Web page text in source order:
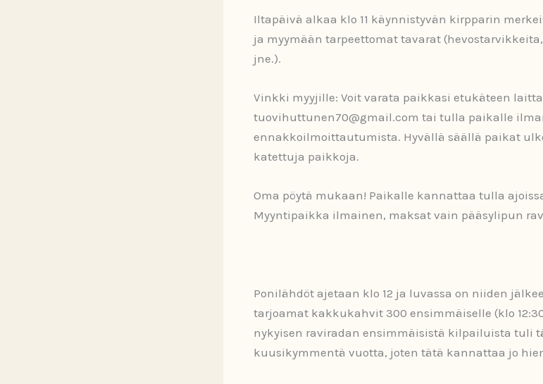
Iltapäivä alkaa klo 11 käynnistyvän kirpparin
ja myymään tarpeettomat tavarat
jne.).
Vinkki myyjille: Voit varata paikkasi etukäteen
tuovihuttunen70@gmail.com tai tulla paikalle
ennakkoilmoittautumista. Hyvällä säällä paikat
katettuja paikkoja.
Oma pöytä mukaan! Paikalle kannattaa tulla
Myyntipaikka ilmainen, maksat vain pääsylipun
Ponilähdöt ajetaan klo 12 ja luvassa on niiden
tarjoamat kakkukahvit 300 ensimmäiselle (klo
nykyisen raviradan ensimmäisistä kilpailuista tuli
kuusikymmentä vuotta, joten tätä kannattaa jo